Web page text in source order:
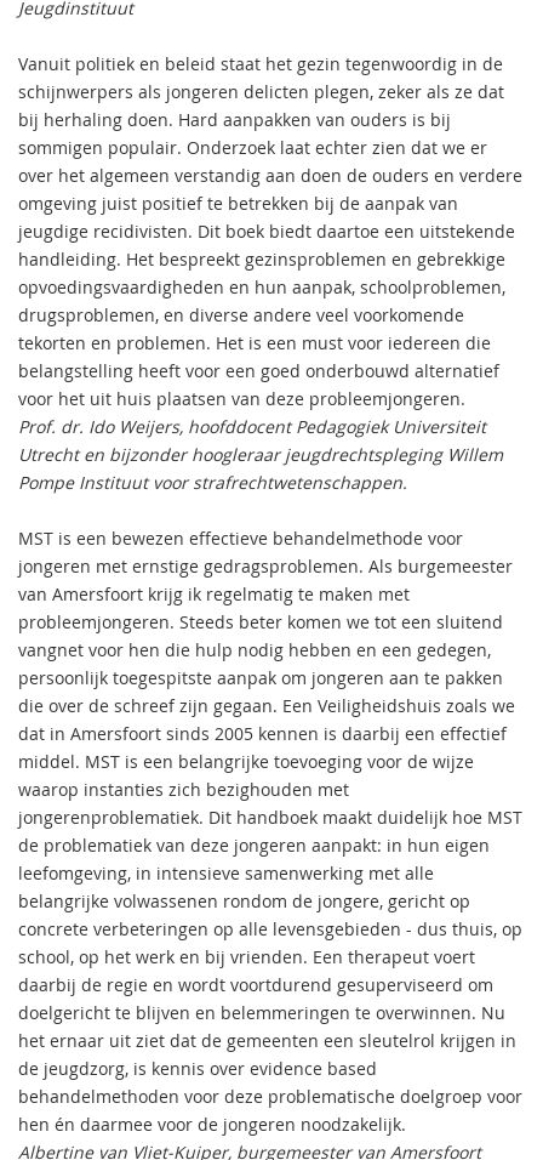
Jeugdinstituut
Vanuit politiek en beleid staat het gezin tegenwoordig in de
schijnwerpers als jongeren delicten plegen, zeker als ze dat
bij herhaling doen. Hard aanpakken van ouders is bij
sommigen populair. Onderzoek laat echter zien dat we er
over het algemeen verstandig aan doen de ouders en verdere
omgeving juist positief te betrekken bij de aanpak van
jeugdige recidivisten. Dit boek biedt daartoe een uitstekende
handleiding. Het bespreekt gezinsproblemen en gebrekkige
opvoedingsvaardigheden en hun aanpak, schoolproblemen,
drugsproblemen, en diverse andere veel voorkomende
tekorten en problemen. Het is een must voor iedereen die
belangstelling heeft voor een goed onderbouwd alternatief
voor het uit huis plaatsen van deze probleemjongeren.
Prof. dr. Ido Weijers, hoofddocent Pedagogiek Universiteit
Utrecht en bijzonder hoogleraar jeugdrechtspleging Willem
Pompe Instituut voor strafrechtwetenschappen.
MST is een bewezen effectieve behandelmethode voor
jongeren met ernstige gedragsproblemen. Als burgemeester
van Amersfoort krijg ik regelmatig te maken met
probleemjongeren. Steeds beter komen we tot een sluitend
vangnet voor hen die hulp nodig hebben en een gedegen,
persoonlijk toegespitste aanpak om jongeren aan te pakken
die over de schreef zijn gegaan. Een Veiligheidshuis zoals we
dat in Amersfoort sinds 2005 kennen is daarbij een effectief
middel. MST is een belangrijke toevoeging voor de wijze
waarop instanties zich bezighouden met
jongerenproblematiek. Dit handboek maakt duidelijk hoe MST
de problematiek van deze jongeren aanpakt: in hun eigen
leefomgeving, in intensieve samenwerking met alle
belangrijke volwassenen rondom de jongere, gericht op
concrete verbeteringen op alle levensgebieden - dus thuis, op
school, op het werk en bij vrienden. Een therapeut voert
daarbij de regie en wordt voortdurend gesuperviseerd om
doelgericht te blijven en belemmeringen te overwinnen. Nu
het ernaar uit ziet dat de gemeenten een sleutelrol krijgen in
de jeugdzorg, is kennis over evidence based
behandelmethoden voor deze problematische doelgroep voor
hen én daarmee voor de jongeren noodzakelijk.
Albertine van Vliet-Kuiper, burgemeester van Amersfoort